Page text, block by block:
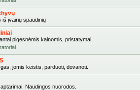
iš įvairių spaudinių
pigesnėmis kainomis, pristatymai
jomis keistis, parduoti, dovanoti.
Naudingos nuorodos.